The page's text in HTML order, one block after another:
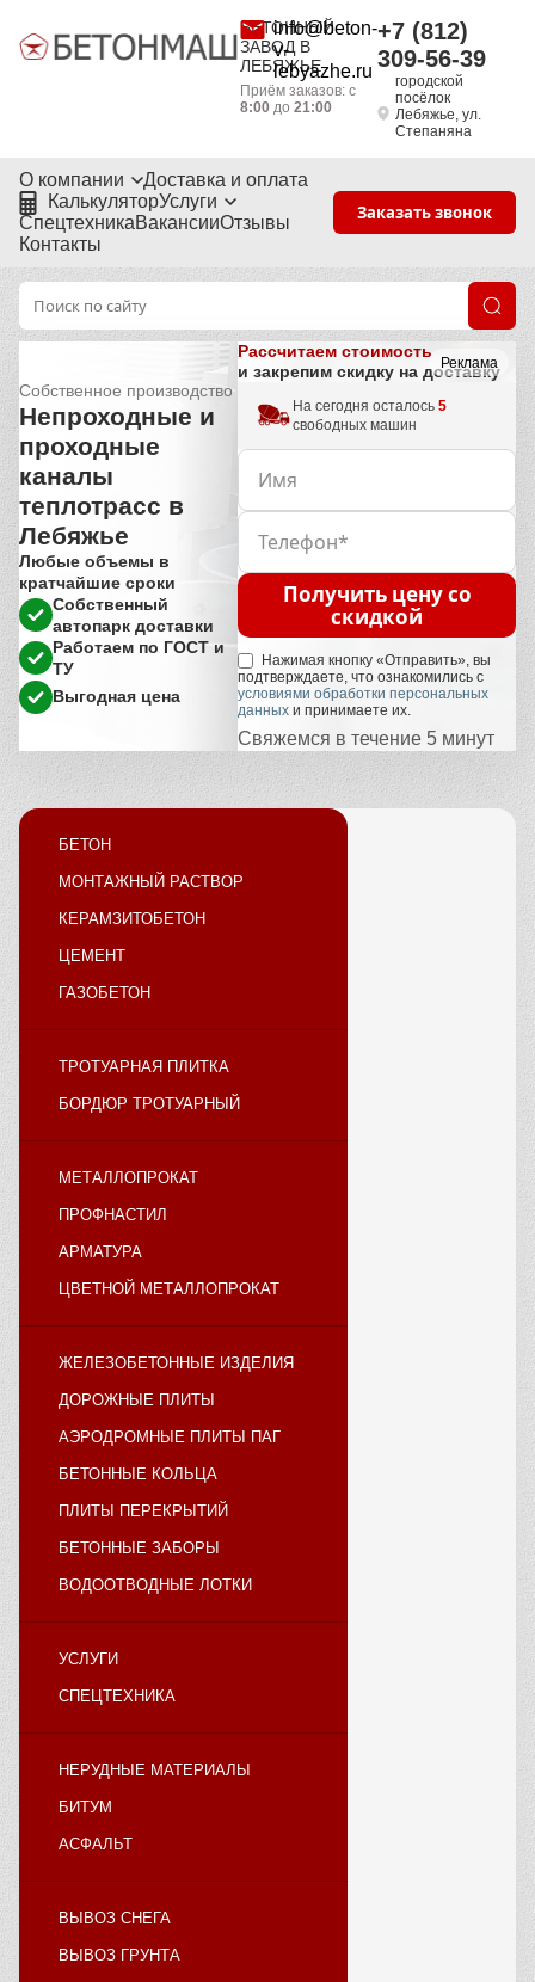
БЕТОННЫЙ
ЗАВОД В
ЛЕБЯЖЬЕ
info@beton-
v-
lebyazhe.ru
Приём заказов: с
8:00до 21:00
+7 (812)
309-56-39
городской
посёлок
Лебяжье, ул.
Степаняна
О компании
Доставка и оплата
КалькуляторУслуги
СпецтехникаВакансииОтзывы
Контакты
Заказать звонок
Реклама
Собственное производство
Непроходные и
проходные
каналы
теплотрасс в
Лебяжье
Любые объемы в
кратчайшие сроки
Собственный
автопарк доставки
Работаем по ГОСТ и
ТУ
Выгодная цена
Рассчитаем стоимость
и закрепим скидку на доставку
На сегодня осталось5
свободных машин
Получить цену со
скидкой
Нажимая кнопку «Отправить», вы
подтверждаете, что ознакомились с
условиями обработки персональных
данных и принимаете их.
Свяжемся в течение 5 минут
БЕТОН
МОНТАЖНЫЙ РАСТВОР
КЕРАМЗИТОБЕТОН
ЦЕМЕНТ
ГАЗОБЕТОН
ТРОТУАРНАЯ ПЛИТКА
БОРДЮР ТРОТУАРНЫЙ
МЕТАЛЛОПРОКАТ
ПРОФНАСТИЛ
АРМАТУРА
ЦВЕТНОЙ МЕТАЛЛОПРОКАТ
ЖЕЛЕЗОБЕТОННЫЕ ИЗДЕЛИЯ
ДОРОЖНЫЕ ПЛИТЫ
АЭРОДРОМНЫЕ ПЛИТЫ ПАГ
БЕТОННЫЕ КОЛЬЦА
ПЛИТЫ ПЕРЕКРЫТИЙ
БЕТОННЫЕ ЗАБОРЫ
ВОДООТВОДНЫЕ ЛОТКИ
УСЛУГИ
СПЕЦТЕХНИКА
НЕРУДНЫЕ МАТЕРИАЛЫ
БИТУМ
АСФАЛЬТ
ВЫВОЗ СНЕГА
ВЫВОЗ ГРУНТА